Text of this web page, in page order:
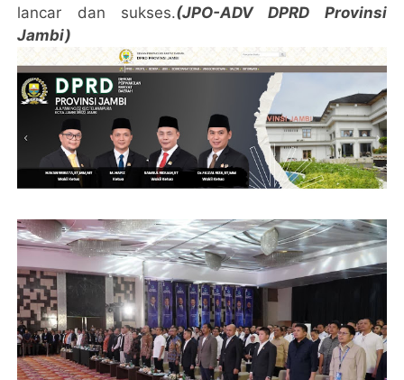
lancar dan sukses.(JPO-ADV DPRD Provinsi
Jambi)